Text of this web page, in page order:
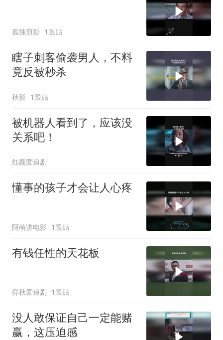
孤独剪影 1跟贴
瞎子刺客偷袭男人，不料
竟反被秒杀
秋影 1跟贴
被机器人看到了，应该没
关系吧！
红颜爱追剧
懂事的孩子才会让人心疼
阿萌讲电影 1跟贴
有钱任性的天花板
弈秋爱追剧 1跟贴
没人敢保证自己一定能赌
赢，这压迫感